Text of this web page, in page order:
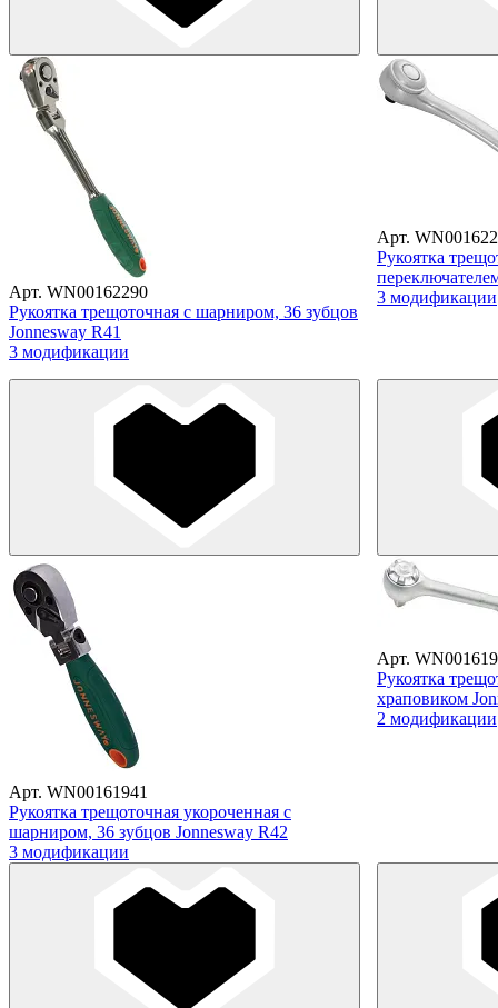
Арт. WN00162290
Рукоятка трещоточная с шарниром, 36 зубцов
Jonnesway R41
3 модификации
Арт.
Рукоятка
3 модификации
Арт. WN00161941
Рукоятка трещоточная укороченная с
шарниром, 36 зубцов Jonnesway R42
3 модификации
Арт.
Рукоятка
храповиком
2 модификации